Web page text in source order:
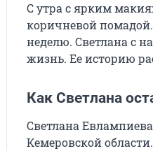
С утра с ярким
коричневой помадой.
неделю. Светлана с
жизнь. Ее историю
Как Светлана
Светлана
Кемеровской